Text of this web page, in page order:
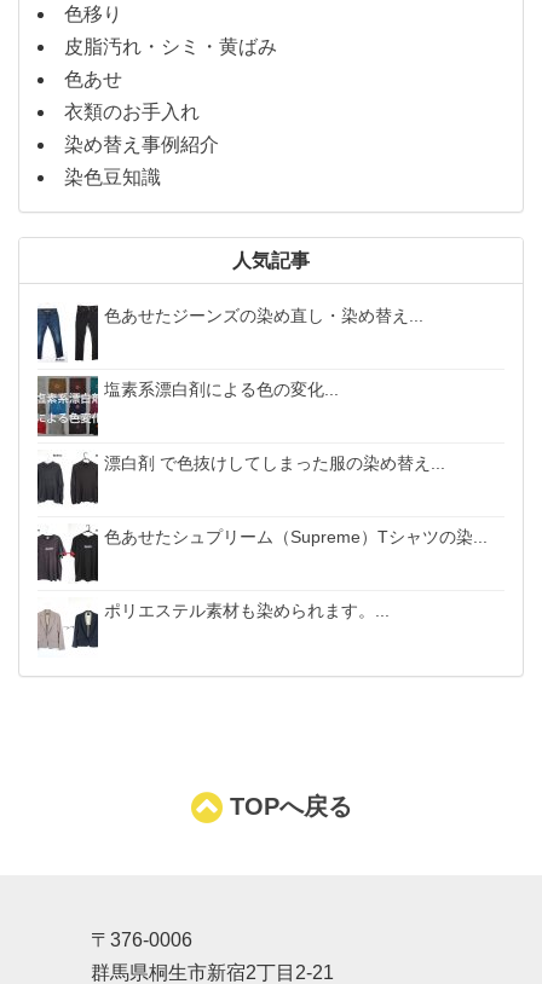
色移り
皮脂汚れ・シミ・黄ばみ
色あせ
衣類のお手入れ
染め替え事例紹介
染色豆知識
人気記事
色あせたジーンズの染め直し・染め替え...
塩素系漂白剤による色の変化...
漂白剤 で色抜けしてしまった服の染め替え...
色あせたシュプリーム（Supreme）Tシャツの染...
ポリエステル素材も染められます。...
TOPへ戻る
〒376-0006
群馬県桐生市新宿2丁目2-21